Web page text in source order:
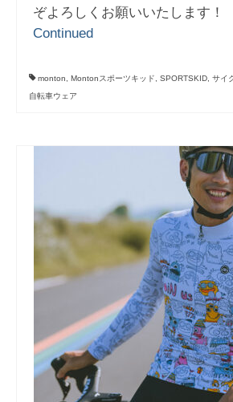
ぞよろしくお願いいたします！
Continued
monton Montonスポーツキッド SPORTSKID サイ
自転車ウェア